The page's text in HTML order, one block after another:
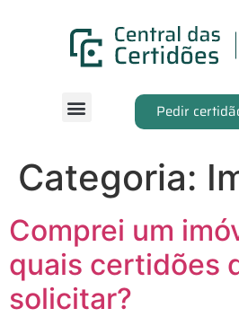
Pedir
Categoria:
Comprei um
quais certidões
solicitar?